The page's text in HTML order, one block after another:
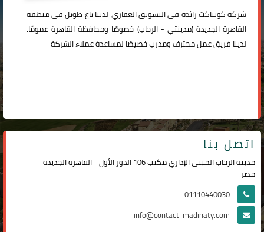
شركةكونتاكترائدة فى التسويق العقاري، لدينا باع طويل فى منطقة
القاهرة الجديدة (مدينتي -الرحاب) خصوصًا ومحافظة القاهرة عمومًا.
لدينا فريق عمل محترف ومدرب خصيصًا لمساعدة عملاء الشركة
اتصل بنا
مدينة الرحاب المبنى الإداري مكتب 106 الدور الأول - القاهرة الجديدة -
مصر
01110440030
info@contact-madinaty.com